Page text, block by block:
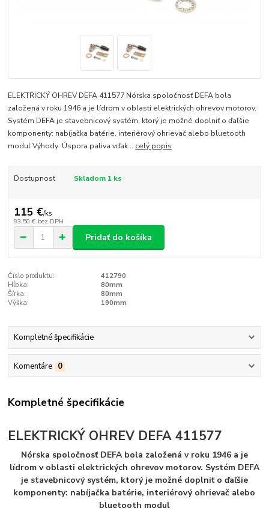
ELEKTRICKÝ OHREV DEFA 411577 Nórska spoločnosť DEFA bola
založená v roku 1946 a je lídrom v oblasti elektrických ohrevov motorov.
Systém DEFA je stavebnicový systém, ktorý je možné doplniť o ďaľšie
komponenty: nabíjačka batérie, interiérový ohrievač alebo bluetooth
modul Výhody: Úspora paliva vďak... celý popis
Dostupnosť Skladom 1 ks
115 €/ks
93,50 € bez DPH
Pridať do košíka
Číslo produktu:
412790
Hĺbka:
80mm
Šírka:
80mm
Výška:
190mm
Kompletné špecifikácie
Komentáre 0
Kompletné špecifikácie
ELEKTRICKÝ OHREV DEFA 411577
Nórska spoločnosť DEFA bola založená v roku 1946 a je
lídrom v oblasti elektrických ohrevov motorov. Systém DEFA
je stavebnicový systém, ktorý je možné doplniť o ďaľšie
komponenty: nabíjačka batérie, interiérový ohrievač alebo
bluetooth modul